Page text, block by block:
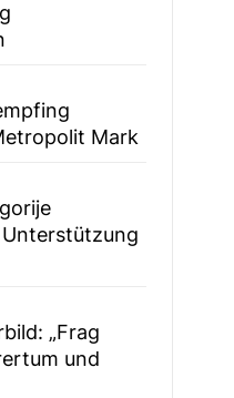
Mark
„Frag
und